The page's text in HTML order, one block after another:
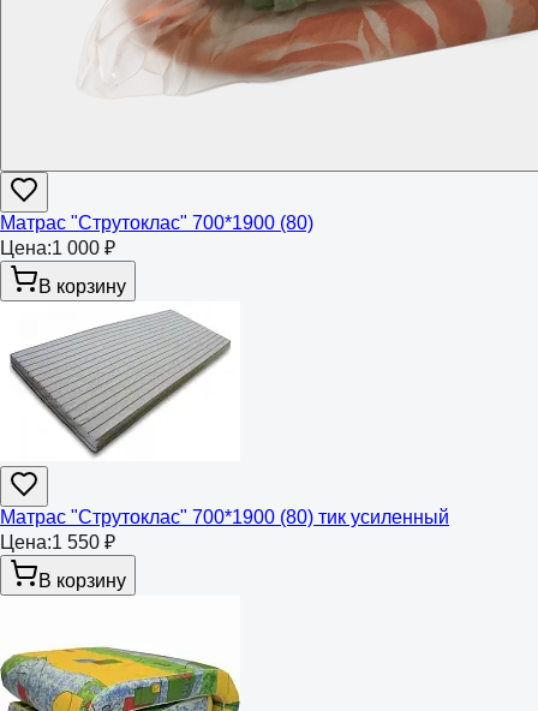
Матрас "Струтоклас" 700*1900 (80)
Цена:1 000 ₽
В корзину
Матрас "Струтоклас" 700*1900 (80) тик усиленный
Цена:1 550 ₽
В корзину